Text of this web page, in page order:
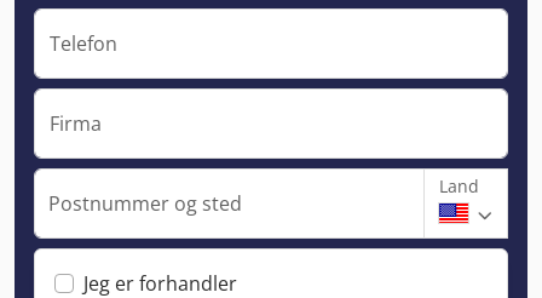
Telefon
Firma
Postnummer og sted
Land
Jeg er forhandler